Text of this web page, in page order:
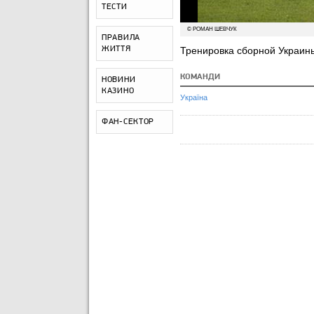
ТЕСТИ
ПРАВИЛА
ЖИТТЯ
НОВИНИ
КАЗИНО
ФАН-СЕКТОР
© РОМАН ШЕВЧУК
Тренировка сборной
КОМАНДИ
Україна